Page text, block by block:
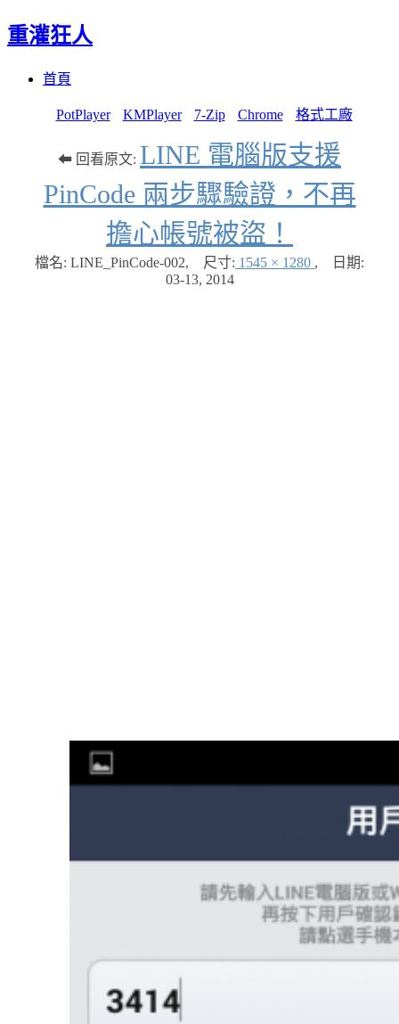
重灌狂人
首頁
PotPlayer KMPlayer 7-Zip Chrome 格式工廠
⬅ 回看原文: LINE 電腦版支援
PinCode 兩步驟驗證，不再
擔心帳號被盜！
檔名: LINE_PinCode-002, 尺寸: 1545 × 1280 ,
日期:
03-13, 2014